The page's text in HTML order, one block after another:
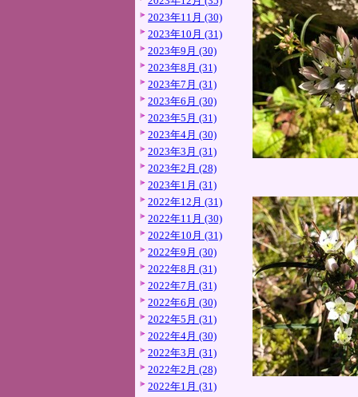
2023年11月 (30)
2023年10月 (31)
2023年9月 (30)
2023年8月 (31)
2023年7月 (31)
2023年6月 (30)
2023年5月 (31)
2023年4月 (30)
2023年3月 (31)
2023年2月 (28)
2023年1月 (31)
2022年12月 (31)
2022年11月 (30)
2022年10月 (31)
2022年9月 (30)
2022年8月 (31)
2022年7月 (31)
2022年6月 (30)
2022年5月 (31)
2022年4月 (30)
2022年3月 (31)
2022年2月 (28)
2022年1月 (31)